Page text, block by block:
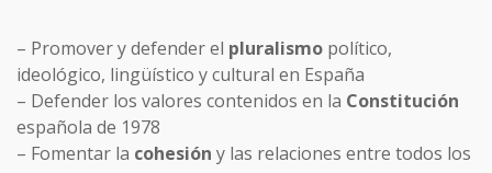
– Promover y defender el pluralismo político,
ideológico, lingüístico y cultural en España
– Defender los valores contenidos en la Constitución
española de 1978
– Fomentar la cohesión y las relaciones entre todos los